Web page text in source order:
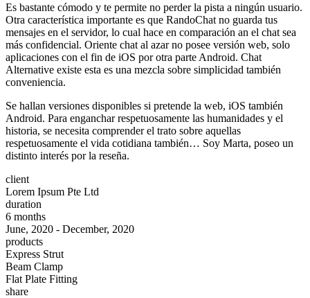
Es bastante cómodo y te permite no perder la pista a ningún usuario.
Otra característica importante es que RandoChat no guarda tus
mensajes en el servidor, lo cual hace en comparación an el chat sea
más confidencial. Oriente chat al azar no posee versión web, solo
aplicaciones con el fin de iOS por otra parte Android. Chat
Alternative existe esta es una mezcla sobre simplicidad también
conveniencia.
Se hallan versiones disponibles si pretende la web, iOS también
Android. Para enganchar respetuosamente las humanidades y el
historia, se necesita comprender el trato sobre aquellas
respetuosamente el vida cotidiana también… Soy Marta, poseo un
distinto interés por la reseña.
client
Lorem Ipsum Pte Ltd
duration
6 months
June, 2020 - December, 2020
products
Express Strut
Beam Clamp
Flat Plate Fitting
share